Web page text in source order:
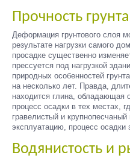
Прочность грунта
Деформация грунтового слоя
результате нагрузки самого
просадке существенно
прессуется под нагрузкой
природных особенностей
на несколько лет. Правда,
находится глина, обладающая
процесс осадки в тех местах,
гравелистый и
эксплуатацию, процесс осадки
Водянистость и